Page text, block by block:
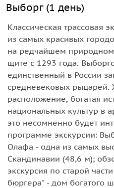
Выборг (1 день)
Классическая трассовая
из самых красивых
на редчайшем
щите с 1293 года.
единственный в России
средневековых рыцарей.
расположение, богатая
национальных культур в
это несомненно будет
программе экскурсии:
Олафа - одна из самых
Скандинавии (48,6 м);
экскурсия по старой
бюргера" - дом богатого